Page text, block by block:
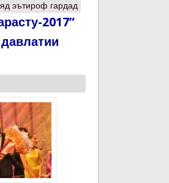
эътироф гардад
2017”